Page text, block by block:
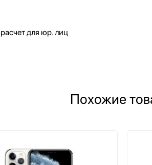
для юр. лиц
Похожие